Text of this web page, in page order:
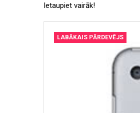
Ietaupiet vairāk!
LABĀKAIS PĀRDEVĒJS